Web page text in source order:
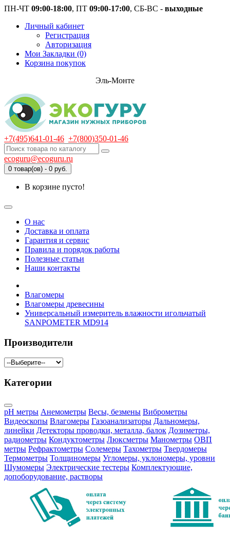
ПН-ЧТ 09:00-18:00, ПТ 09:00-17:00, СБ-ВС - выходные
Личный кабинет
Регистрация
Авторизация
Мои Закладки (0)
Корзина покупок
Эль-Монте
+7(495)641-01-46 +7(800)350-01-46
ecoguru@ecoguru.ru
0 товар(ов) - 0 руб.
В корзине пусто!
О нас
Доставка и оплата
Гарантия и сервис
Правила и порядок работы
Полезные статьи
Наши контакты
Влагомеры
Влагомеры древесины
Универсальный измеритель влажности игольчатый
SANPOMETER MD914
Производители
Категории
pH метры Анемометры Весы, безмены Виброметры
Видеоскопы Влагомеры Газоанализаторы Дальномеры,
линейки Детекторы проводки, металла, балок Дозиметры,
радиометры Кондуктометры Люксметры Манометры ОВП
метры Рефрактометры Солемеры Тахометры Твердомеры
Термометры Толщиномеры Угломеры, уклономеры, уровни
Шумомеры Электрические тестеры Комплектующие,
допоборудование, растворы